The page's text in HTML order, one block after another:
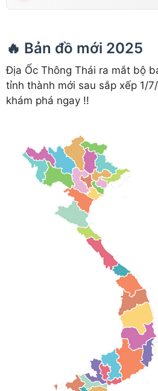
🔥 Bản đồ mới 2025
Địa Ốc Thông Thái ra mắt bộ
tỉnh thành mới sau sắp xếp 1/
khám phá ngay !!